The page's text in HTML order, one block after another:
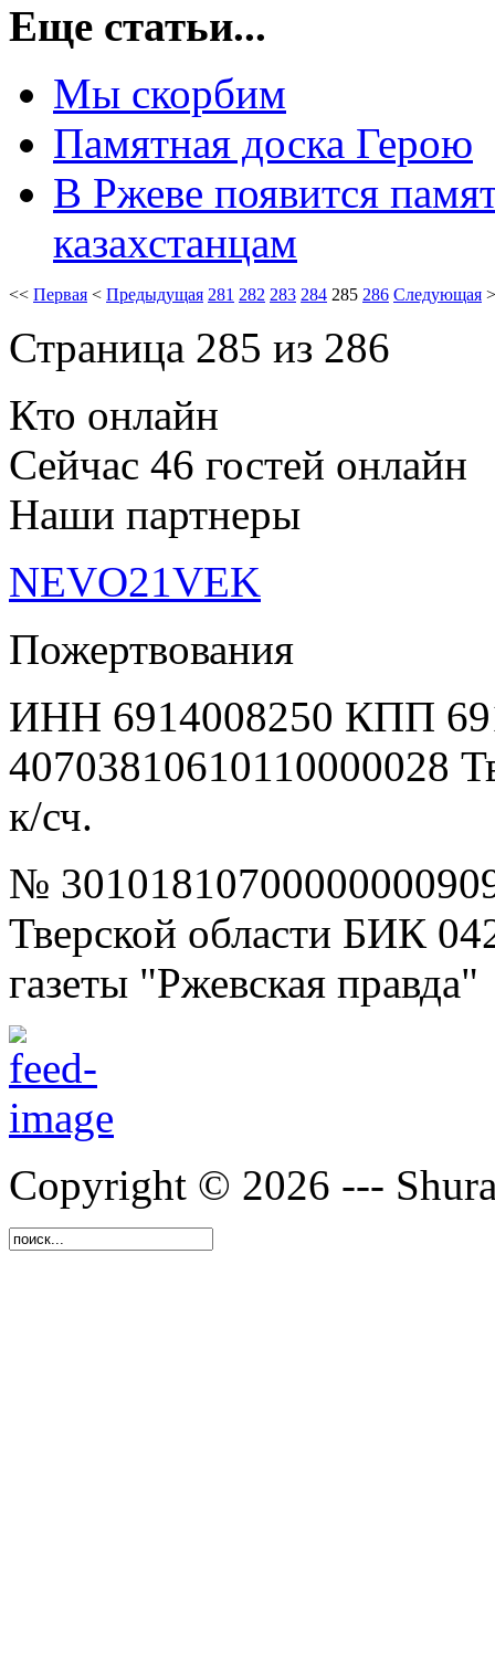
Еще статьи...
Мы скорбим
Памятная доска Герою
В Ржеве появится
казахстанцам
<< Первая < Предыдущая 281 282 283 284 285 286 Следующая
Страница 285 из 286
Кто онлайн
Сейчас 46 гостей онлайн
Наши партнеры
NEVO21VEK
Пожертвования
ИНН 6914008250 КПП
40703810610110000028
к/сч.
№
Тверской области БИК
газеты "Ржевская правда"
Copyright © 2026 ---